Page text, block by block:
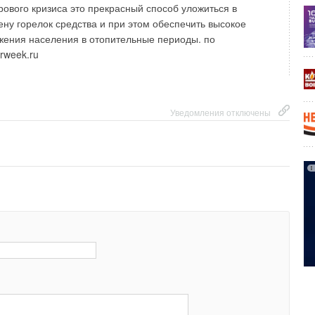
кризиса это прекрасный способ уложиться в
горелок средства и при этом обеспечить высокое
населения в отопительные периоды. по
Уведомления отключены